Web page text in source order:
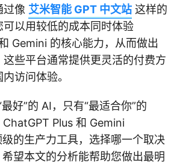
过像 艾米智能 GPT 中文站 这样的
可以用较低的成本同时体验
Gemini 的核心能力，从而做出
些平台通常提供更灵活的付费方
访问体验。
好”的 AI，只有“最适合你”的
Plus 和 Gemini
的生产力工具，选择哪一个取决
望本文的分析能帮助您做出最明